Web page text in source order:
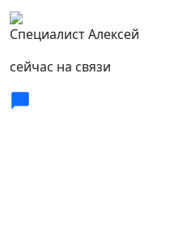
Специалист Алексей
сейчас на связи